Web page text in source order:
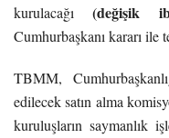
kurulacağı(değişik
Cumhurbaşkanı kararı ile
TBMM,
edilecek satın alma
kuruluşların saymanlık